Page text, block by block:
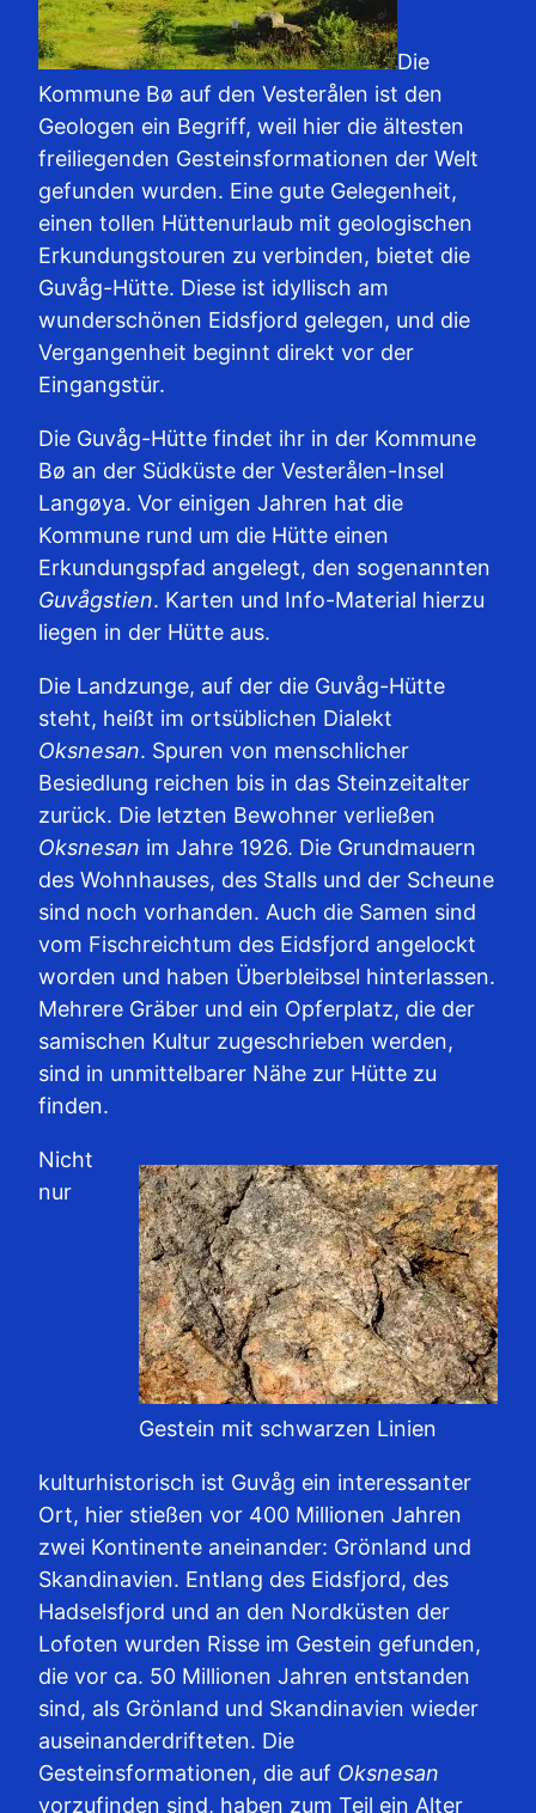
Die
Kommune Bø auf den Vesterålen ist den
Geologen ein Begriff, weil hier die ältesten
freiliegenden Gesteinsformationen der Welt
gefunden wurden. Eine gute Gelegenheit,
einen tollen Hüttenurlaub mit geologischen
Erkundungstouren zu verbinden, bietet die
Guvåg-Hütte. Diese ist idyllisch am
wunderschönen Eidsfjord gelegen, und die
Vergangenheit beginnt direkt vor der
Eingangstür.
Die Guvåg-Hütte findet ihr in der Kommune
Bø an der Südküste der Vesterålen-Insel
Langøya. Vor einigen Jahren hat die
Kommune rund um die Hütte einen
Erkundungspfad angelegt, den sogenannten
Guvågstien. Karten und Info-Material hierzu
liegen in der Hütte aus.
Die Landzunge, auf der die Guvåg-Hütte
steht, heißt im ortsüblichen Dialekt
Oksnesan. Spuren von menschlicher
Besiedlung reichen bis in das Steinzeitalter
zurück. Die letzten Bewohner verließen
Oksnesan im Jahre 1926. Die Grundmauern
des Wohnhauses, des Stalls und der Scheune
sind noch vorhanden. Auch die Samen sind
vom Fischreichtum des Eidsfjord angelockt
worden und haben Überbleibsel hinterlassen.
Mehrere Gräber und ein Opferplatz, die der
samischen Kultur zugeschrieben werden,
sind in unmittelbarer Nähe zur Hütte zu
finden.
Gestein mit schwarzen Linien
Nicht
nur
kulturhistorisch ist Guvåg ein interessanter
Ort, hier stießen vor 400 Millionen Jahren
zwei Kontinente aneinander: Grönland und
Skandinavien. Entlang des Eidsfjord, des
Hadselsfjord und an den Nordküsten der
Lofoten wurden Risse im Gestein gefunden,
die vor ca. 50 Millionen Jahren entstanden
sind, als Grönland und Skandinavien wieder
auseinanderdrifteten. Die
Gesteinsformationen, die auf Oksnesan
vorzufinden sind, haben zum Teil ein Alter